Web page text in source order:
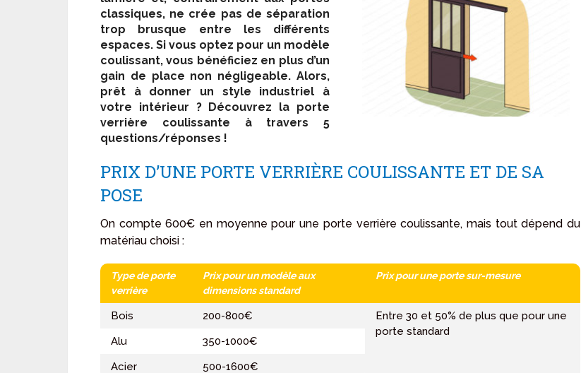
classiques, ne crée pas de séparation
trop brusque entre les différents
espaces. Si vous optez pour un modèle
coulissant, vous bénéficiez en plus d’un
gain de place non négligeable. Alors,
prêt à donner un style industriel à
votre intérieur ? Découvrez la porte
verrière coulissante à travers 5
questions/réponses !
PRIX D’UNE PORTE VERRIÈRE COULISSANTE ET DE SA
POSE
On compte 600€ en moyenne pour une porte verrière coulissante, mais tout dépend du
matériau choisi :
Type de porte
verrière
Prix pour un modèle aux
dimensions standard
Prix pour une porte sur-mesure
Bois 200-800€
Entre 30 et 50% de plus que pour une
porte standard
Alu
350-1000€
Acier
500-1600€